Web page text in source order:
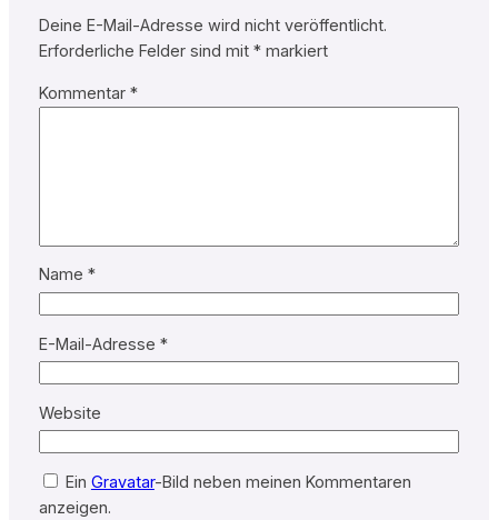
Deine E-Mail-Adresse wird nicht veröffentlicht.
Erforderliche Felder sind mit *markiert
Kommentar *
Name *
E-Mail-Adresse *
Website
Ein Gravatar-Bild neben meinen Kommentaren
anzeigen.